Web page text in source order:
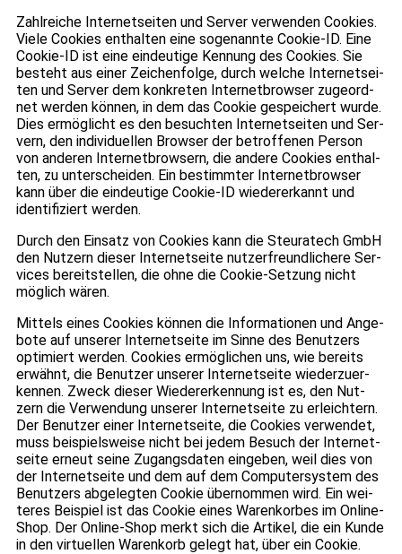
Zahl­rei­che Inter­net­sei­ten und Ser­ver ver­wen­den Coo­kies.
Viele Coo­kies ent­hal­ten eine soge­nannte Coo­kie-ID. Eine
Coo­kie-ID ist eine ein­deu­tige Ken­nung des Coo­kies. Sie
besteht aus einer Zei­chen­folge, durch wel­che Inter­net­sei­
ten und Ser­ver dem kon­kre­ten Inter­net­brow­ser zuge­ord­
net wer­den kön­nen, in dem das Coo­kie gespei­chert wurde.
Dies ermög­licht es den besuch­ten Inter­net­sei­ten und Ser­
vern, den indi­vi­du­el­len Brow­ser der betrof­fe­nen Per­son
von ande­ren Inter­net­brow­sern, die andere Coo­kies ent­hal­
ten, zu unter­schei­den. Ein bestimm­ter Inter­net­brow­ser
kann über die ein­deu­tige Coo­kie-ID wie­der­erkannt und
iden­ti­fi­ziert wer­den.
Durch den Ein­satz von Coo­kies kann die Steu­ra­tech GmbH
den Nut­zern die­ser Inter­net­seite nut­zer­freund­li­chere Ser­
vices bereit­stel­len, die ohne die Coo­kie-Set­zung nicht
mög­lich wären.
Mit­tels eines Coo­kies kön­nen die Infor­ma­tio­nen und Ange­
bote auf unse­rer Inter­net­seite im Sinne des Benut­zers
opti­miert wer­den. Coo­kies ermög­li­chen uns, wie bereits
erwähnt, die Benut­zer unse­rer Inter­net­seite wie­der­zu­er­
ken­nen. Zweck die­ser Wie­der­erken­nung ist es, den Nut­
zern die Ver­wen­dung unse­rer Inter­net­seite zu erleich­tern.
Der Benut­zer einer Inter­net­seite, die Coo­kies ver­wen­det,
muss bei­spiels­weise nicht bei jedem Besuch der Inter­net­
seite erneut seine Zugangs­da­ten ein­ge­ben, weil dies von
der Inter­net­seite und dem auf dem Com­pu­ter­sys­tem des
Benut­zers abge­leg­ten Coo­kie über­nom­men wird. Ein wei­
te­res Bei­spiel ist das Coo­kie eines Waren­kor­bes im Online-
Shop. Der Online-Shop merkt sich die Arti­kel, die ein Kunde
in den vir­tu­el­len Waren­korb gelegt hat, über ein Coo­kie.